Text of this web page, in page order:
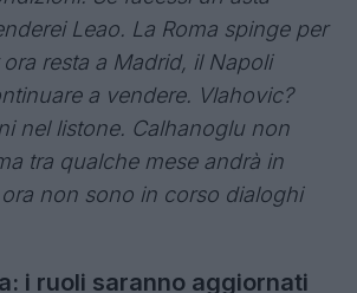
vendere, poi il Como
strategia sul centravanti. Ad
si può prendere Douvikas
con la possibilità che accada
giorni. Più preoccupante è
le offerte dalla Turchia non
Il Milan vuole cederlo a
resterà ma bisogna